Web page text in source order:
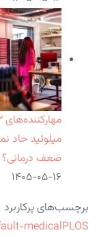
میلوئید حاد
ضعف درمانی؟
۱۴۰۵-۰۵-۱۶
برچسب‌های پرکاربرد
medicalPLOS